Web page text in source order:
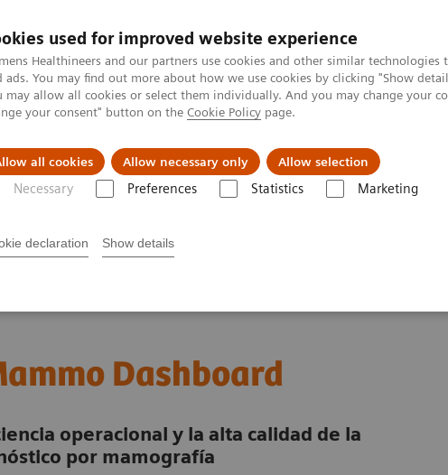
used for improved website experience
Healthineers and our partners use cookies and other similar
ads. You may find out more about how we use cookies by clicking "Show
may allow all cookies or select them individually. And you may change your
your consent" button on the Cookie Policy page.
all cookies Allow necessary only Allow selection
Necessary Preferences Statistics Marketing
declaration Show details
Especialidades Clínicas Servicios post venta
Dashboard
operacional y la alta calidad de la
por mamografía